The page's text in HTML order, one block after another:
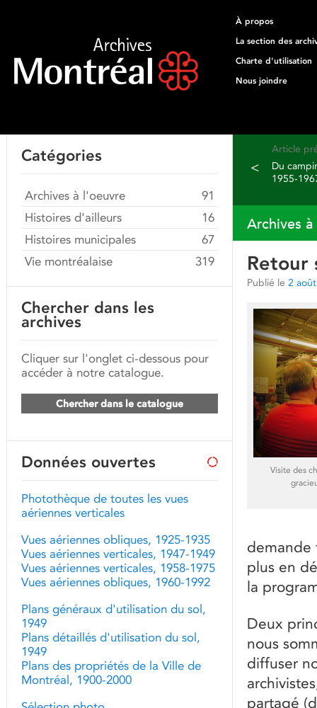
À propos
La section des
Charte d'utilisation
Nous joindre
Article
<
Du
1955-
Archives
Retour
Publié le 2
Visite des
demande
plus en
la
Deux
nous
diffuser
partagé
Catégories
Archives à l'oeuvre
91
Histoires d'ailleurs
16
Histoires municipales
67
Vie montréalaise
319
Chercher dans les
archives
Cliquer sur l'onglet ci-dessous pour
accéder à notre catalogue.
Chercher dans le catalogue
Données ouvertes
Photothèque de toutes les vues
aériennes verticales
Vues aériennes obliques, 1925-1935
Vues aériennes verticales, 1947-1949
Vues aériennes verticales, 1958-1975
Vues aériennes obliques, 1960-1992
Plans généraux d'utilisation du sol,
1949
Plans détaillés d'utilisation du sol,
1949
Plans des propriétés de la Ville de
Montréal, 1900-2000